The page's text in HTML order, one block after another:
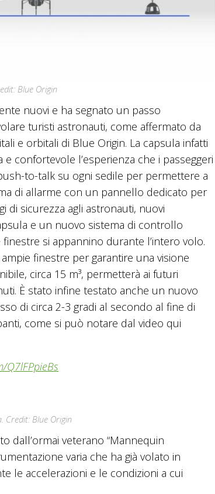
Blue Origin
nuovi e ha segnato un passo
turisti astronauti, come affermato da
e orbitali di Blue Origin. La capsula infatti
confortevole l’esperienza che i passeggeri
to-talk su ogni sedile per permettere a
di allarme con un pannello dedicato per
di sicurezza agli astronauti, nuovi
e un nuovo sistema di controllo
si appannino durante l’intero volo.
finestre per garantire una visione
circa 15 m³, permetterà ai futuri
È stato infine testato anche un nuovo
di circa 2-3 gradi al secondo al fine di
come si può notare dal video qui
Q7lFPpieBs
Credit: Blue Origin
dall’ormai veterano “Mannequin
varia che ha già volato in
le accelerazioni e le condizioni a cui